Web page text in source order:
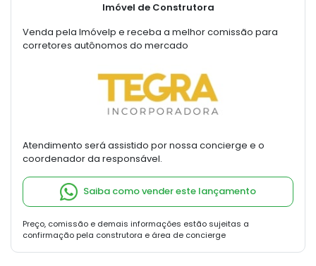
Imóvel de Construtora
Venda pela Imóvelp e receba a melhor comissão para
corretores autônomos do mercado
Atendimento será assistido por nossa concierge e o
coordenador da responsável.
Saiba como vender este lançamento
Preço, comissão e demais informações estão sujeitas a
confirmação pela construtora e área de concierge